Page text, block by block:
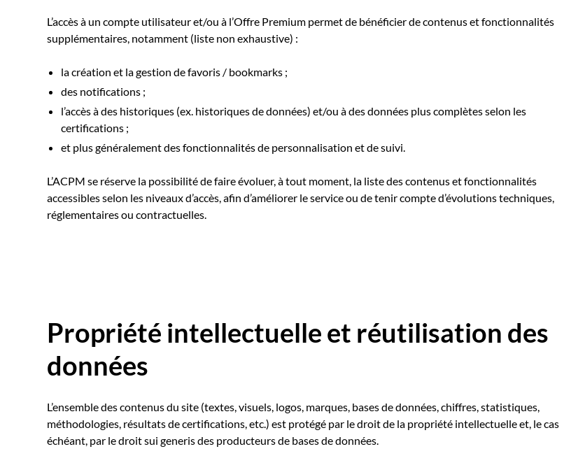
L’accès à un compte utilisateur et/ou à l’Offre Premium permet de bénéficier de contenus et fonctionnalités
supplémentaires, notamment (liste non exhaustive) :
la création et la gestion de favoris / bookmarks ;
des notifications ;
l’accès à des historiques (ex. historiques de données) et/ou à des données plus complètes selon les
certifications ;
et plus généralement des fonctionnalités de personnalisation et de suivi.
L’ACPM se réserve la possibilité de faire évoluer, à tout moment, la liste des contenus et fonctionnalités
accessibles selon les niveaux d’accès, afin d’améliorer le service ou de tenir compte d’évolutions techniques,
réglementaires ou contractuelles.
Propriété intellectuelle et réutilisation des
données
L’ensemble des contenus du site (textes, visuels, logos, marques, bases de données, chiffres, statistiques,
méthodologies, résultats de certifications, etc.) est protégé par le droit de la propriété intellectuelle et, le cas
échéant, par le droit sui generis des producteurs de bases de données.